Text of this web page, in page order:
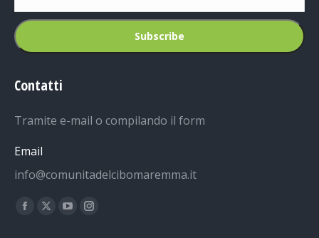
Contatti
Tramite e-mail o compilando il form
Email
info@comunitadelcibomaremma.it
Ci puoi trovare su:
Facebook
X
YouTubeInstagram